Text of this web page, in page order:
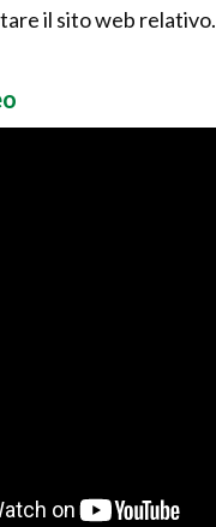
il sito web relativo.